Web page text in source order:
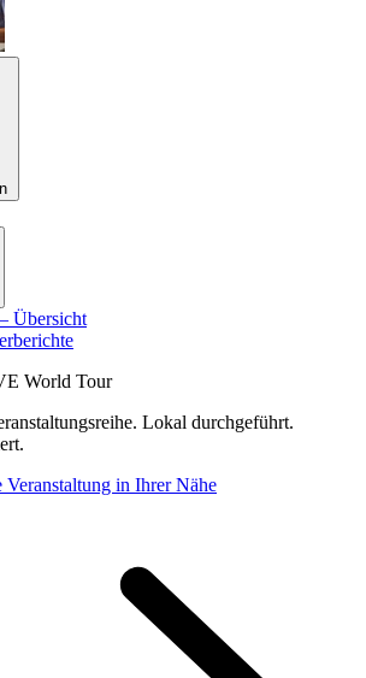
Übersicht
World Tour
Lokal durchgeführt.
Veranstaltung in Ihrer Nähe